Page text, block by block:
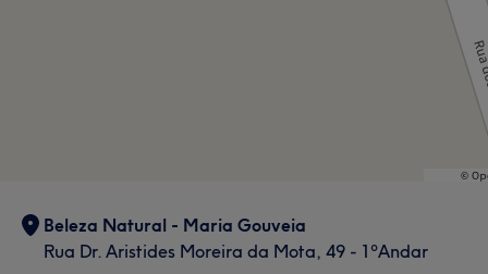
Beleza Natural - Maria Gouveia
Rua Dr. Aristides Moreira da Mota, 49 - 1ºAndar